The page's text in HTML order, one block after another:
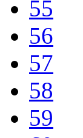
55
56
57
58
59